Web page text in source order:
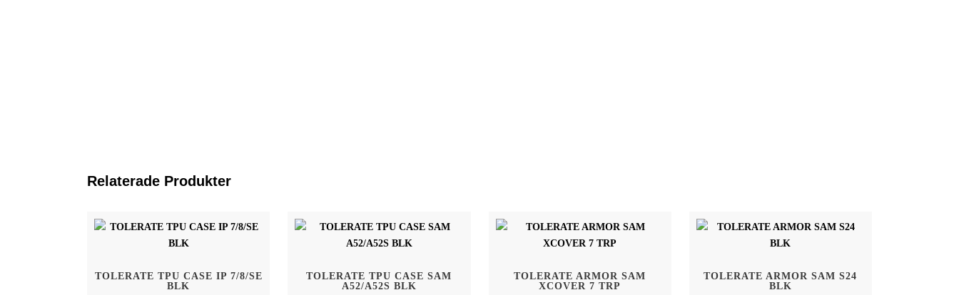
Relaterade Produkter
TOLERATE TPU CASE IP 7/8/SE
BLK
TOLERATE TPU CASE SAM
A52/A52S BLK
TOLERATE ARMOR SAM
XCOVER 7 TRP
TOLERATE ARMOR SAM S24
BLK